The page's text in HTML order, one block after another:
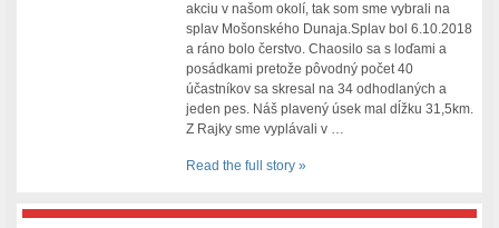
akciu v našom okolí, tak som sme vybrali na
splav Mošonského Dunaja.Splav bol 6.10.2018
a ráno bolo čerstvo. Chaosilo sa s loďami a
posádkami pretože pôvodný počet 40
účastníkov sa skresal na 34 odhodlaných a
jeden pes. Náš plavený úsek mal dĺžku 31,5km.
Z Rajky sme vyplávali v …
Read the full story »